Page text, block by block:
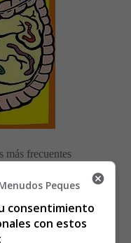
más frecuentes
Peques
consentimiento
con estos